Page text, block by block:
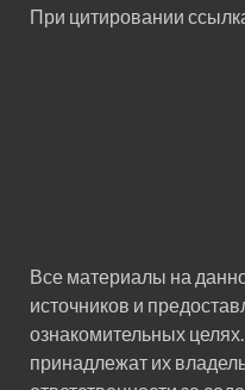
При цитировании
Все материалы на
источников и
ознакомительных
принадлежат их